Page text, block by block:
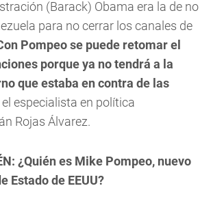
(Barack) Obama era la de no
para no cerrar los canales de
Pompeo se puede retomar el
porque ya no tendrá a la
que estaba en contra de las
el especialista en política
Rojas Álvarez.
¿Quién es Mike Pompeo, nuevo
Estado de EEUU?